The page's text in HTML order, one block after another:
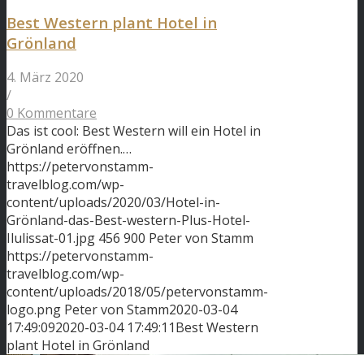
Best Western plant Hotel in
Grönland
4. März 2020
/
0 Kommentare
Das ist cool: Best Western will ein Hotel in
Grönland eröffnen.…
https://petervonstamm-
travelblog.com/wp-
content/uploads/2020/03/Hotel-in-
Grönland-das-Best-western-Plus-Hotel-
Ilulissat-01.jpg 456 900 Peter von Stamm
https://petervonstamm-
travelblog.com/wp-
content/uploads/2018/05/petervonstamm-
logo.png Peter von Stamm2020-03-04
17:49:092020-03-04 17:49:11Best Western
plant Hotel in Grönland